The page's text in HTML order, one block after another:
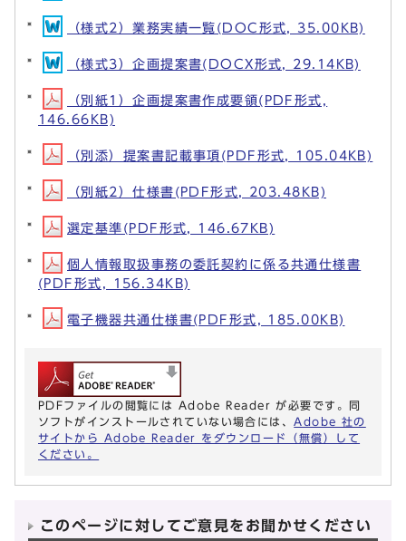
（様式2）業務実績一覧(DOC形式, 35.00KB)
（様式3）企画提案書(DOCX形式, 29.14KB)
（別紙1）企画提案書作成要領(PDF形式,
146.66KB)
（別添）提案書記載事項(PDF形式, 105.04KB)
（別紙2）仕様書(PDF形式, 203.48KB)
選定基準(PDF形式, 146.67KB)
個人情報取扱事務の委託契約に係る共通仕様書
(PDF形式, 156.34KB)
電子機器共通仕様書(PDF形式, 185.00KB)
PDFファイルの閲覧には Adobe Reader が必要です。同
ソフトがインストールされていない場合には、 Adobe 社の
サイトから Adobe Reader をダウンロード（無償）して
ください。
このページに対してご意見をお聞かせください